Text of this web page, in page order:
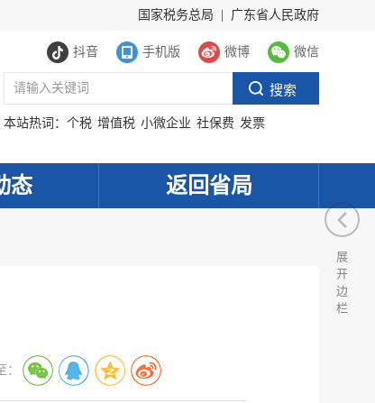
国家税务总局 广东省人民政府
抖音 手机版 微博 微信
本站热词： 个税 增值税 小微企业 社保费 发票
态 返回省局
：
展
开
边
栏